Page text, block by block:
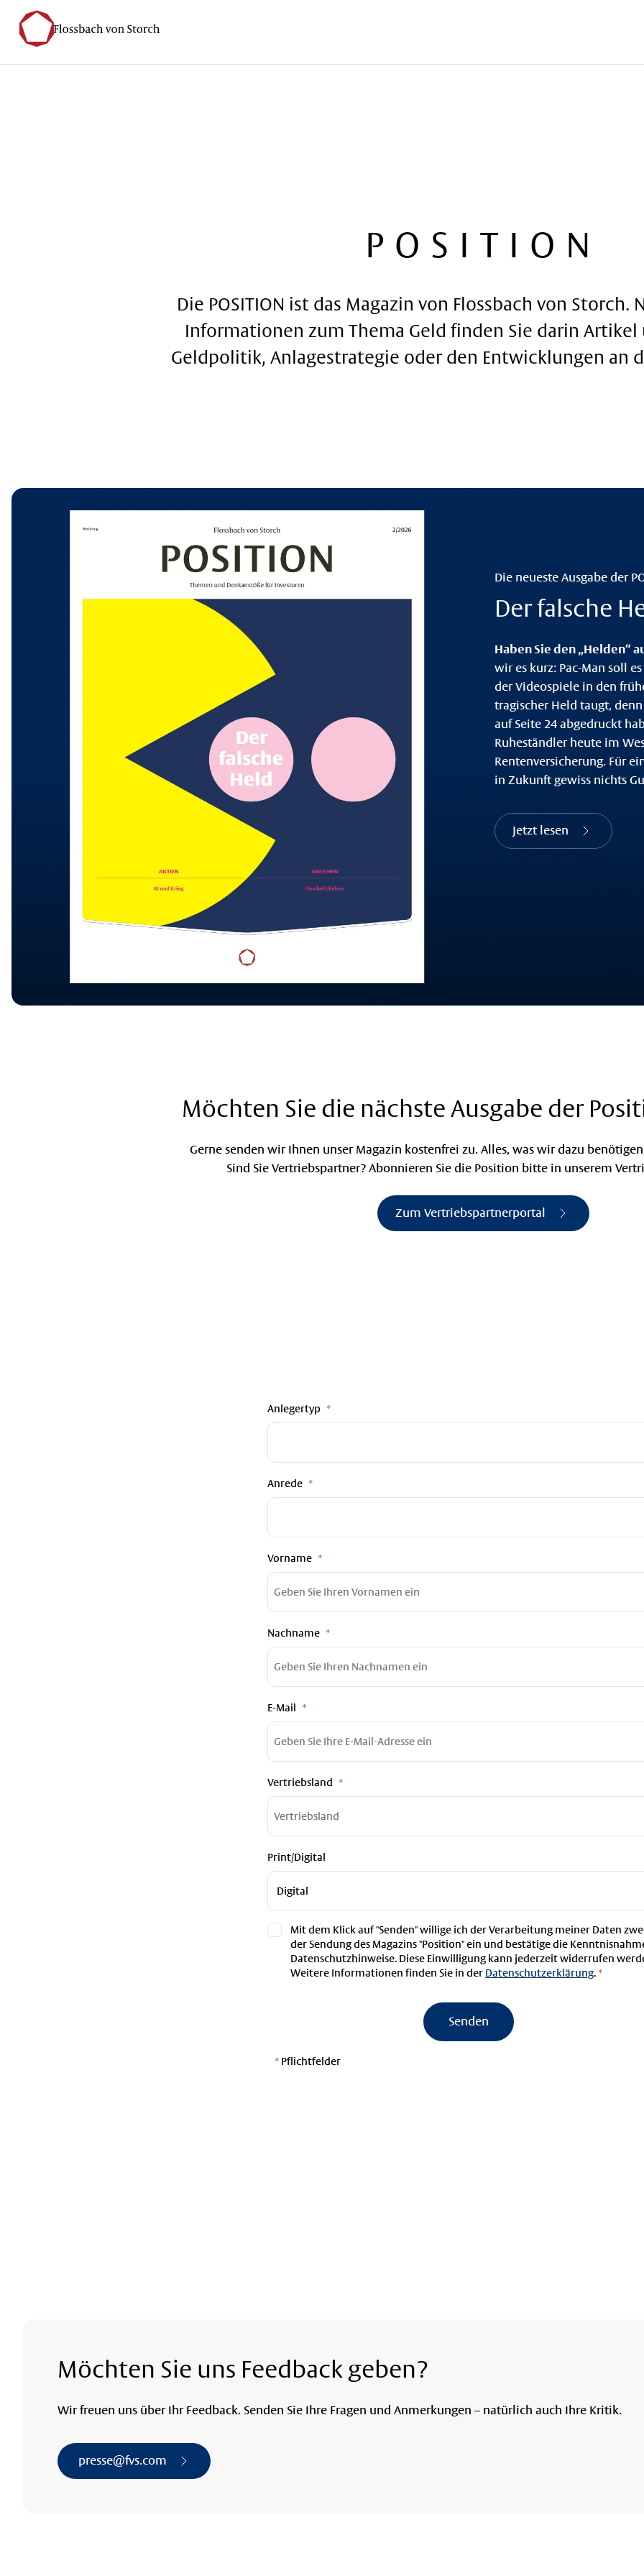
Startseite Informieren POSITION
POSITION
Die POSITION ist das Magazin von Flossbach von Storch.
Informationen zum Thema Geld finden Sie darin Artikel
Geldpolitik, Anlagestrategie oder den Entwicklungen an
Die neueste Ausgabe der
Der falsche
Haben Sie den „Helden“
wir es kurz: Pac-Man soll
der Videospiele in den
tragischer Held taugt,
auf Seite 24 abgedruckt
Ruheständler heute im
Rentenversicherung. Für
in Zukunft gewiss nichts
Jetzt lesen
Möchten Sie die nächste Ausgabe der
Gerne senden wir Ihnen unser Magazin kostenfrei zu. Alles, was wir dazu
Sind Sie Vertriebspartner? Abonnieren Sie die Position bitte in unserem
Zum Vertriebspartnerportal
Anlegertyp
Anrede
Vorname
Nachname
E-Mail
Vertriebsland
Print/Digital
Mit dem Klick auf "Senden" willige ich der Verarbeitung meiner Daten
der Sendung des Magazins "Position" ein und bestätige die
Datenschutzhinweise. Diese Einwilligung kann jederzeit widerrufen
Weitere Informationen finden Sie in der Datenschutzerklärung. *
Senden
* Pflichtfelder
Möchten Sie uns Feedback geben?
Wir freuen uns über Ihr Feedback. Senden Sie Ihre Fragen und Anmerkungen – natürlich auch Ihre Kritik.
presse@fvs.com